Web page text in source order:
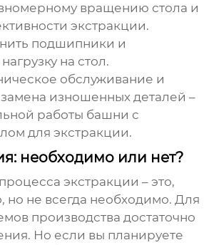
вращению стола и
экстракции.
подшипники и
на стол.
обслуживание и
изношенных деталей –
работы башни с
для экстракции.
необходимо или нет?
экстракции – это,
но не всегда необходимо. Для
производства достаточно
Но если вы планируете